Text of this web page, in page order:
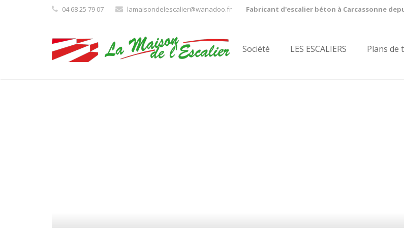
04 68 25 79 07 lamaisondelescalier@wanadoo.fr Fabricant d'escalier béton à Carcassonne
Société LES ESCALIERS Plans de